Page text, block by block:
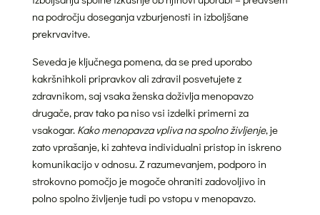
na področju doseganja vzburjenosti in izboljšane
prekrvavitve.
Seveda je ključnega pomena, da se pred uporabo
kakršnihkoli pripravkov ali zdravil posvetujete z
zdravnikom, saj vsaka ženska doživlja menopavzo
drugače, prav tako pa niso vsi izdelki primerni za
vsakogar. Kako menopavza vpliva na spolno življenje, je
zato vprašanje, ki zahteva individualni pristop in iskreno
komunikacijo v odnosu. Z razumevanjem, podporo in
strokovno pomočjo je mogoče ohraniti zadovoljivo in
polno spolno življenje tudi po vstopu v menopavzo.